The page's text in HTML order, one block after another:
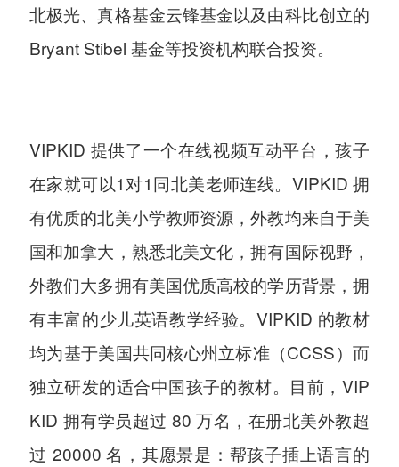
北极光、真格基金云锋基金以及由科比创立的
Bryant Stibel 基金等投资机构联合投资。
VIPKID 提供了一个在线视频互动平台，孩子
在家就可以1对1同北美老师连线。VIPKID 拥
有优质的北美小学教师资源，外教均来自于美
国和加拿大，熟悉北美文化，拥有国际视野，
外教们大多拥有美国优质高校的学历背景，拥
有丰富的少儿英语教学经验。VIPKID 的教材
均为基于美国共同核心州立标准（CCSS）而
独立研发的适合中国孩子的教材。目前，VIP
KID 拥有学员超过 80 万名，在册北美外教超
过 20000 名，其愿景是：帮孩子插上语言的